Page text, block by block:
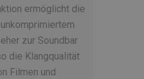
ermöglicht die
zur Soundbar
die Klangqualität
Filmen und